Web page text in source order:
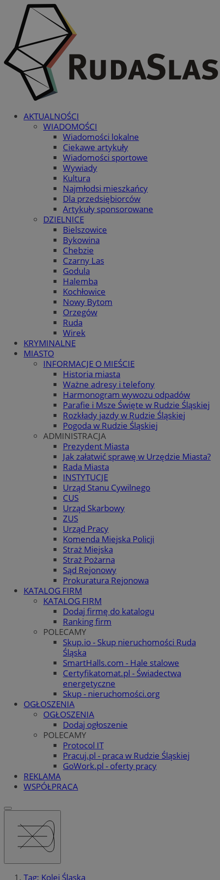
AKTUALNOŚCI
WIADOMOŚCI
Wiadomości lokalne
Ciekawe artykuły
Wiadomości sportowe
Wywiady
Kultura
Najmłodsi mieszkańcy
Dla przedsiębiorców
Artykuły sponsorowane
DZIELNICE
Bielszowice
Bykowina
Chebzie
Czarny Las
Godula
Halemba
Kochłowice
Nowy Bytom
Orzegów
Ruda
Wirek
KRYMINALNE
MIASTO
INFORMACJE O MIEŚCIE
Historia miasta
Ważne adresy i telefony
Harmonogram wywozu odpadów
Parafie i Msze Święte w Rudzie Śląskiej
Rozkłady jazdy w Rudzie Śląskiej
Pogoda w Rudzie Śląskiej
ADMINISTRACJA
Prezydent Miasta
Jak załatwić sprawę w Urzędzie Miasta?
Rada Miasta
INSTYTUCJE
Urząd Stanu Cywilnego
CUS
Urząd Skarbowy
ZUS
Urząd Pracy
Komenda Miejska Policji
Straż Miejska
Straż Pożarna
Sąd Rejonowy
Prokuratura Rejonowa
KATALOG FIRM
KATALOG FIRM
Dodaj firmę do katalogu
Ranking firm
POLECAMY
Skup.io - Skup nieruchomości Ruda
Śląska
SmartHalls.com - Hale stalowe
Certyfikatomat.pl - Świadectwa
energetyczne
Skup - nieruchomości.org
OGŁOSZENIA
OGŁOSZENIA
Dodaj ogłoszenie
POLECAMY
Protocol IT
Pracuj.pl - praca w Rudzie Śląskiej
GoWork.pl - oferty pracy
REKLAMA
WSPÓŁPRACA
Tag: Kolej Śląska